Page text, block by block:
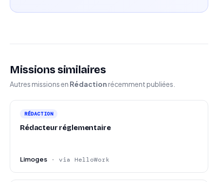
Missions similaires
Autres missions en Rédaction récemment publiées.
RÉDACTION
Rédacteur réglementaire
Limoges · via HelloWork